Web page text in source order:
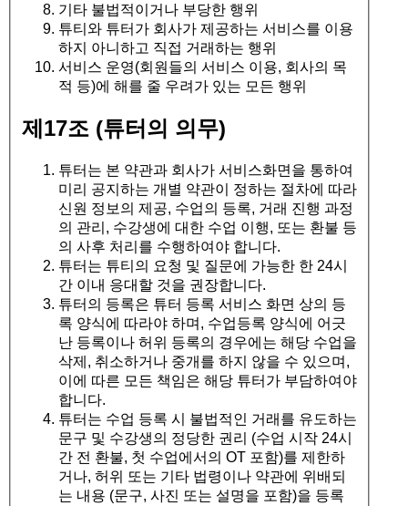
기타 불법적이거나 부당한 행위
튜티와 튜터가 회사가 제공하는 서비스를 이용
하지 아니하고 직접 거래하는 행위
서비스 운영(회원들의 서비스 이용, 회사의 목
적 등)에 해를 줄 우려가 있는 모든 행위
제17조 (튜터의 의무)
튜터는 본 약관과 회사가 서비스화면을 통하여
미리 공지하는 개별 약관이 정하는 절차에 따라
신원 정보의 제공, 수업의 등록, 거래 진행 과정
의 관리, 수강생에 대한 수업 이행, 또는 환불 등
의 사후 처리를 수행하여야 합니다.
튜터는 튜티의 요청 및 질문에 가능한 한 24시
간 이내 응대할 것을 권장합니다.
튜터의 등록은 튜터 등록 서비스 화면 상의 등
록 양식에 따라야 하며, 수업등록 양식에 어긋
난 등록이나 허위 등록의 경우에는 해당 수업을
삭제, 취소하거나 중개를 하지 않을 수 있으며,
이에 따른 모든 책임은 해당 튜터가 부담하여야
합니다.
튜터는 수업 등록 시 불법적인 거래를 유도하는
문구 및 수강생의 정당한 권리 (수업 시작 24시
간 전 환불, 첫 수업에서의 OT 포함)를 제한하
거나, 허위 또는 기타 법령이나 약관에 위배되
는 내용 (문구, 사진 또는 설명을 포함)을 등록